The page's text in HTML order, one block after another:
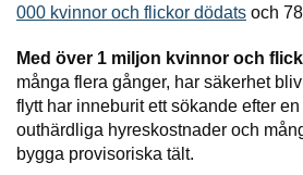
000 kvinnor och flickor dödats och
Med över 1 miljon kvinnor och
många flera gånger, har säkerhet
flytt har inneburit ett sökande efter en
outhärdliga hyreskostnader och
bygga provisoriska tält.